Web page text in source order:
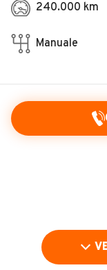
240.000 km
Manuale